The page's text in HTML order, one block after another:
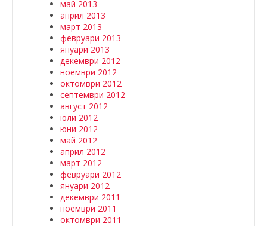
май 2013
април 2013
март 2013
февруари 2013
януари 2013
декември 2012
ноември 2012
октомври 2012
септември 2012
август 2012
юли 2012
юни 2012
май 2012
април 2012
март 2012
февруари 2012
януари 2012
декември 2011
ноември 2011
октомври 2011